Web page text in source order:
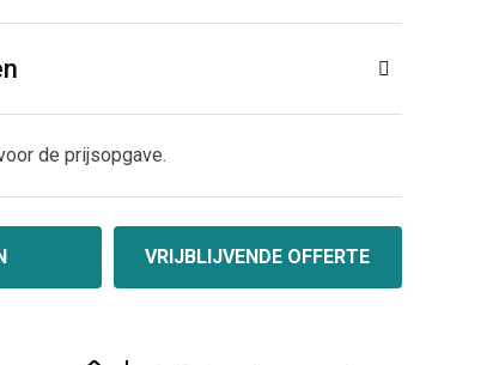
de prijsopgave.
VRIJBLIJVENDE OFFERTE